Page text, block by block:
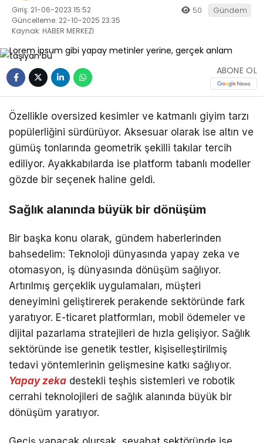
İhbar Hattı
Facebook
Youtube
ASTROLOJI
DIĞER
Giriş: 21-06-2023 15:52
Güncelleme: 22-10-2025 23:35
Kaynak: HABER MERKEZİ
50 Gündem
ABONE OL
Özellikle oversized kesimler ve katmanlı giyim tarzı
popülerliğini sürdürüyor. Aksesuar olarak ise altın ve
gümüş tonlarında geometrik şekilli takılar tercih
ediliyor. Ayakkabılarda ise platform tabanlı modeller
gözde bir seçenek haline geldi.
Sağlık alanında büyük bir dönüşüm
Bir başka konu olarak, gündem haberlerinden
bahsedelim: Teknoloji dünyasında yapay zeka ve
otomasyon, iş dünyasında dönüşüm sağlıyor.
Artırılmış gerçeklik uygulamaları, müşteri
deneyimini geliştirerek perakende sektöründe fark
yaratıyor. E-ticaret platformları, mobil ödemeler ve
dijital pazarlama stratejileri de hızla gelişiyor. Sağlık
sektöründe ise genetik testler, kişiselleştirilmiş
tedavi yöntemlerinin gelişmesine katkı sağlıyor.
Yapay zeka destekli teşhis sistemleri ve robotik
cerrahi teknolojileri de sağlık alanında büyük bir
dönüşüm yaratıyor.